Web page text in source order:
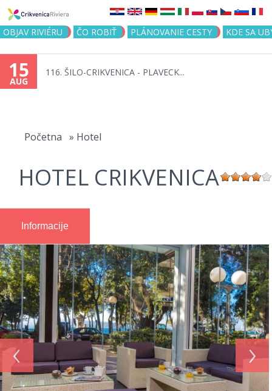
Jump to navigation
OBJAV RIVIÉRU ČO ROBIŤ PLÁNOVANIE CESTY KDE SA
15
AUG
116. ŠILO-CRIKVENICA - PLAVECK...
Početna » Hotel
HOTEL CRIKVENICA
Informacije
‹ ›